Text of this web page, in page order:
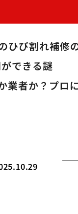
ひび割れ補修
できる謎
業者か？プロ